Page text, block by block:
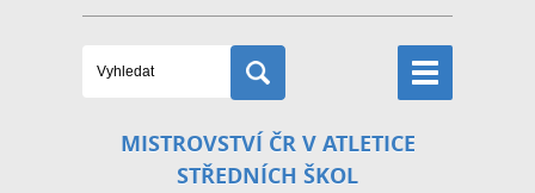
MISTROVSTVÍ ČR V ATLETICE
STŘEDNÍCH ŠKOL